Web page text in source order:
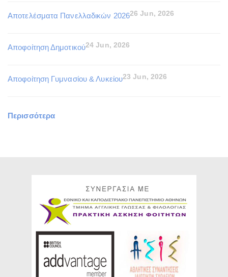
Αποτελέσματα Πανελλαδικών 202626 Jun, 2026
Αποφοίτηση Δημοτικού24 Jun, 2026
Αποφοίτηση Γυμνασίου & Λυκείου23 Jun, 2026
Περισσότερα